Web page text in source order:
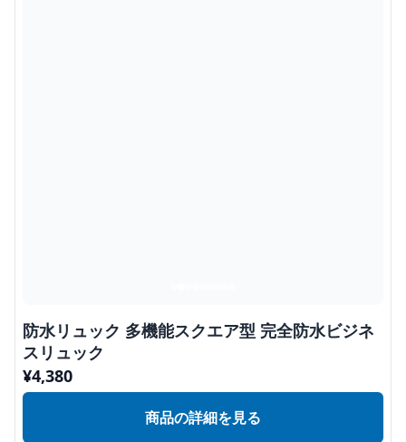
防水リュック 多機能スクエア型 完全防水ビジネ
スリュック
¥4,380
商品の詳細を見る